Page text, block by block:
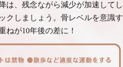
は、残念ながら減少が加速してし
クしましょう。骨レベルを意識す
ねが10年後の差に！